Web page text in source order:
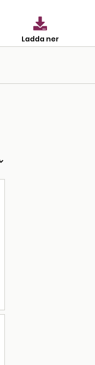
Ladda ner